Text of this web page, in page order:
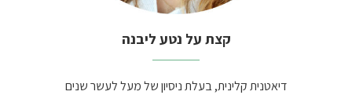
קצת על נטע ליבנה
דיאטנית קלינית, בעלת ניסיון של מעל לעשר שנים